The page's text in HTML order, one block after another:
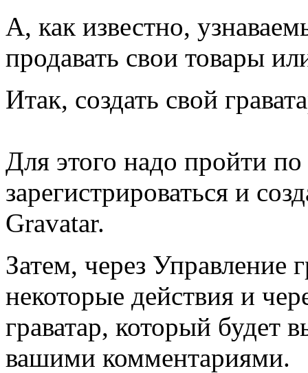
А, как известно,
продавать свои товары
Итак, создать свой
Для этого надо пройти
зарегистрироваться и
Gravatar.
Затем, через Управление
некоторые действия и
граватар, который будет
вашими комментариями.